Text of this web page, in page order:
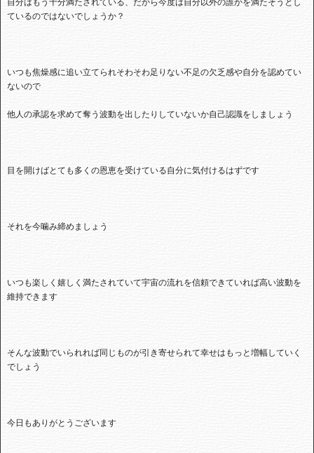
自分はもう十分満たされている、だから今度は自分以外の誰かを満たそうとし
ているのではないでしょうか？
いつも焦燥感に追い立てられそわそわ足りない不足の欠乏感や自分を認めてい
ないので
他人の承認を求めて奪う波動を出したりしていないか自己認識をしましょう
目を開けばとても多くの恩恵を受けている自分に気付けるはずです
それを今噛み締めましょう
いつも楽しく嬉しく満たされていて宇宙の流れを信頼できていれば高い波動を
維持できます
そんな波動でいられれば同じものが引き寄せられて幸せはもっと増幅していく
でしょう
今日もありがとうございます